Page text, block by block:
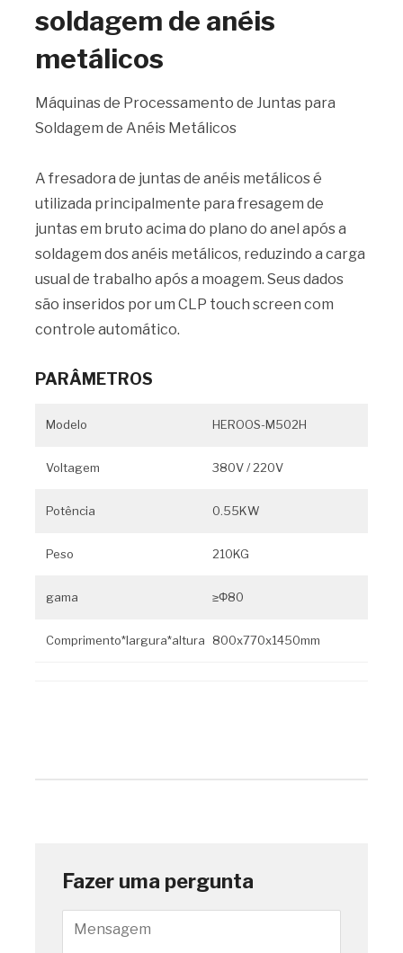
soldagem de anéis
metálicos
Máquinas de Processamento de Juntas para
Soldagem de Anéis Metálicos
A fresadora de juntas de anéis metálicos é
utilizada principalmente para fresagem de
juntas em bruto acima do plano do anel após a
soldagem dos anéis metálicos, reduzindo a carga
usual de trabalho após a moagem. Seus dados
são inseridos por um CLP touch screen com
controle automático.
PARÂMETROS
Modelo HEROOS-M502H
Voltagem 380V / 220V
Potência 0.55KW
Peso 210KG
gama ≥Φ80
Comprimento*largura*altura 800x770x1450mm
Fazer uma pergunta